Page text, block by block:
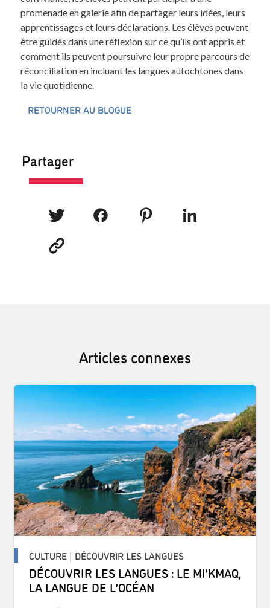
promenade en galerie afin de partager leurs idées, leurs
apprentissages et leurs déclarations. Les élèves peuvent
être guidés dans une réflexion sur ce qu’ils ont appris et
comment ils peuvent poursuivre leur propre parcours de
réconciliation en incluant les langues autochtones dans
la vie quotidienne.
RETOURNER AU BLOGUE
Partager
Articles connexes
CULTURE | DÉCOUVRIR LES LANGUES
DÉCOUVRIR LES LANGUES : LE MI’KMAQ,
LA LANGUE DE L’OCÉAN